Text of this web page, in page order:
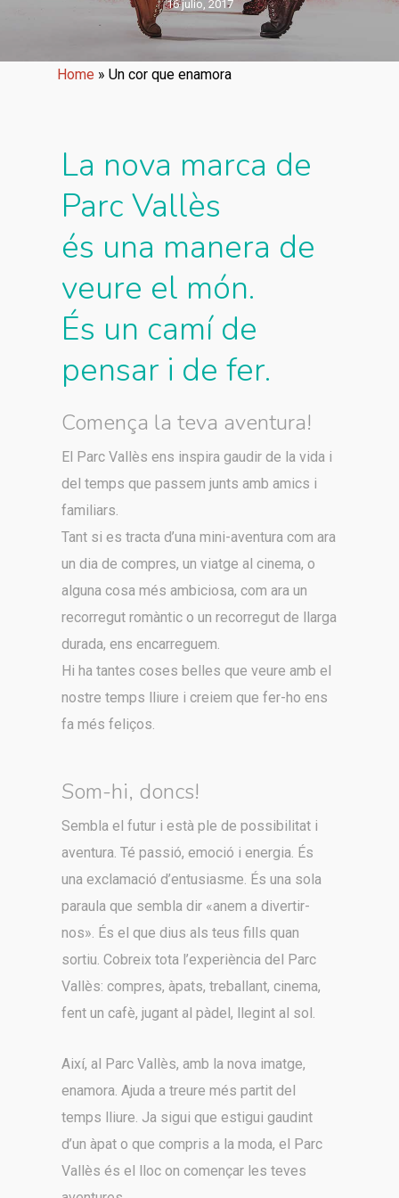
16 julio, 2017
Home » Un cor que enamora
La nova marca de
Parc Vallès
és una manera de
veure el món.
És un camí de
pensar i de fer.
Comença la teva aventura!
El Parc Vallès ens inspira gaudir de la vida i
del temps que passem junts amb amics i
familiars.
Tant si es tracta d’una mini-aventura com ara
un dia de compres, un viatge al cinema, o
alguna cosa més ambiciosa, com ara un
recorregut romàntic o un recorregut de llarga
durada, ens encarreguem.
Hi ha tantes coses belles que veure amb el
nostre temps lliure i creiem que fer-ho ens
fa més feliços.
Som-hi, doncs!
Sembla el futur i està ple de possibilitat i
aventura. Té passió, emoció i energia. És
una exclamació d’entusiasme. És una sola
paraula que sembla dir «anem a divertir-
nos». És el que dius als teus fills quan
sortiu. Cobreix tota l’experiència del Parc
Vallès: compres, àpats, treballant, cinema,
fent un cafè, jugant al pàdel, llegint al sol.
Així, al Parc Vallès, amb la nova imatge,
enamora. Ajuda a treure més partit del
temps lliure. Ja sigui que estigui gaudint
d’un àpat o que compris a la moda, el Parc
Vallès és el lloc on començar les teves